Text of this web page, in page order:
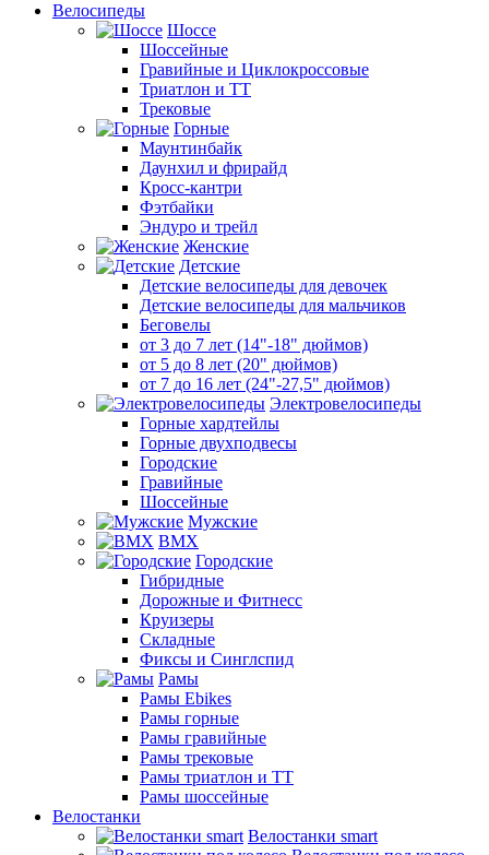
Велосипеды
Шоссе
Шоссейные
Гравийные и Циклокроссовые
Триатлон и ТТ
Трековые
Горные
Маунтинбайк
Даунхил и фрирайд
Кросс-кантри
Фэтбайки
Эндуро и трейл
Женские
Детские
Детские велосипеды для девочек
Детские велосипеды для мальчиков
Беговелы
от 3 до 7 лет (14"-18" дюймов)
от 5 до 8 лет (20" дюймов)
от 7 до 16 лет (24"-27,5" дюймов)
Электровелосипеды
Горные хардтейлы
Горные двухподвесы
Городские
Гравийные
Шоссейные
Мужские
BMX
Городские
Гибридные
Дорожные и Фитнесс
Круизеры
Складные
Фиксы и Синглспид
Рамы
Рамы Ebikes
Рамы горные
Рамы гравийные
Рамы трековые
Рамы триатлон и ТТ
Рамы шоссейные
Велостанки
Велостанки smart